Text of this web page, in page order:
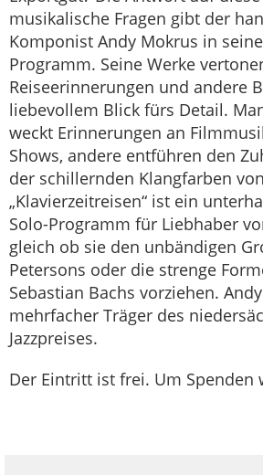
musikalische Fragen gibt der
Komponist Andy Mokrus in
Programm. Seine Werke
Reiseerinnerungen und andere
liebevollem Blick fürs Detail.
weckt Erinnerungen an
Shows, andere entführen den
der schillernden Klangfarben
„Klavierzeitreisen“ ist ein
Solo-Programm für Liebhaber
gleich ob sie den unbändigen
Petersons oder die strenge
Sebastian Bachs vorziehen.
mehrfacher Träger des
Jazzpreises.
Der Eintritt ist frei. Um Spenden